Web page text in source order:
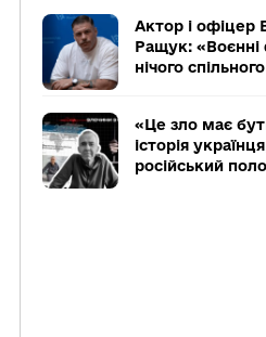
Актор і офіцер
Ращук:
нічого
«Це зло має
історія
російський